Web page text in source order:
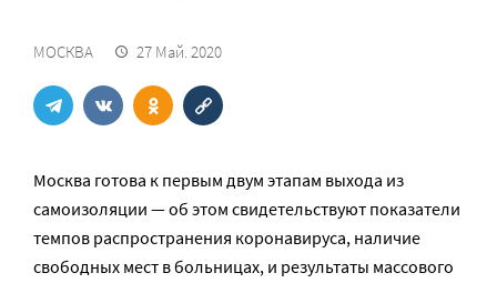
МОСКВА 27 Май. 2020
Москва готова к первым двум этапам выхода из
самоизоляции — об этом свидетельствуют показатели
темпов распространения коронавируса, наличие
свободных мест в больницах, и результаты массового